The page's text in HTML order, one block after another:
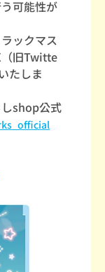
可能性が
ックマス
（旧Twitte
たしま
shop公式